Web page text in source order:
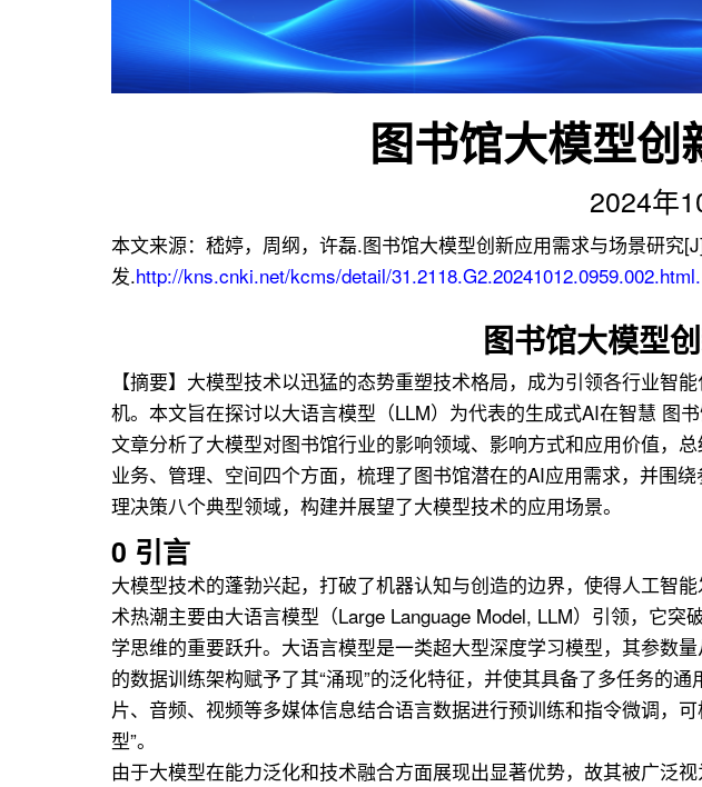
用
联
图书馆大模型
2024年
本文来源：嵇婷，周纲，许磊.图书馆大模型创新应用需求与场景研究
发.http://kns.cnki.net/kcms/detail/31.2118.G2.20241012.0959.002.html.
图书馆大模型
【摘要】大模型技术以迅猛的态势重塑技术格局，成为引领各行业
机。本文旨在探讨以大语言模型（LLM）为代表的生成式AI在智慧 图
文章分析了大模型对图书馆行业的影响领域、影响方式和应用价值，
业务、管理、空间四个方面，梳理了图书馆潜在的AI应用需求，并围
理决策八个典型领域，构建并展望了大模型技术的应用场景。
0 引言
大模型技术的蓬勃兴起，打破了机器认知与创造的边界，使得人工智
术热潮主要由大语言模型（Large Language Model, LLM）引领，它
学思维的重要跃升。大语言模型是一类超大型深度学习模型，其参数
的数据训练架构赋予了其“涌现”的泛化特征，并使其具备了多任务的
片、音频、视频等多媒体信息结合语言数据进行预训练和指令微调，
型”。
由于大模型在能力泛化和技术融合方面展现出显著优势，故其被广泛